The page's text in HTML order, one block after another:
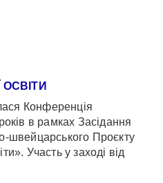
Конференція
в рамках Засідання
швейцарського Проєкту
Участь у заході від